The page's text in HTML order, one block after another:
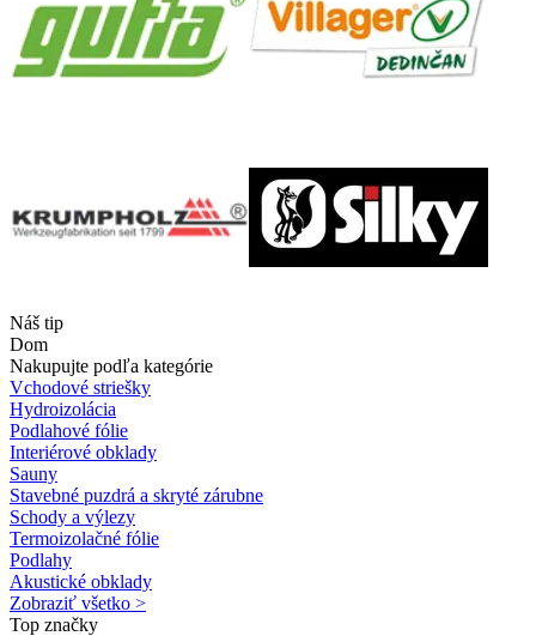
Náš tip
Dom
Nakupujte podľa kategórie
Vchodové striešky
Hydroizolácia
Podlahové fólie
Interiérové obklady
Sauny
Stavebné puzdrá a skryté zárubne
Schody a výlezy
Termoizolačné fólie
Podlahy
Akustické obklady
Zobraziť všetko >
Top značky